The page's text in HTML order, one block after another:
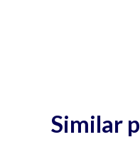
Similar